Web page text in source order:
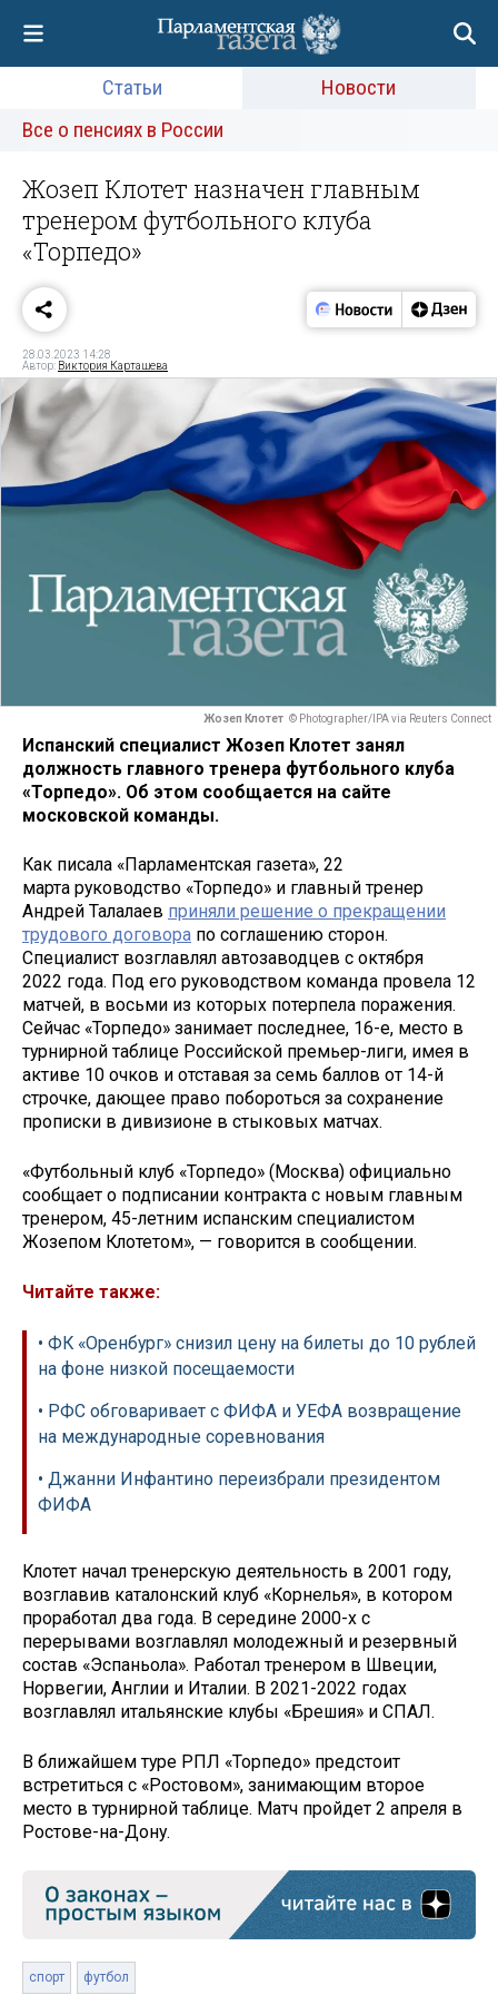
Статьи
Новости
Все о пенсиях в России
Жозеп Клотет назначен главным
тренером футбольного клуба
«Торпедо»
28.03.2023 14:28
Автор: Виктория Карташева
Жозеп Клотет © Photographer/IPA via Reuters Connect
Испанский специалист Жозеп Клотет занял
должность главного тренера футбольного клуба
«Торпедо». Об этом сообщается на сайте
московской команды.
Как писала «Парламентская газета», 22
марта руководство «Торпедо» и главный тренер
Андрей Талалаев приняли решение о прекращении
трудового договора по соглашению сторон.
Специалист возглавлял автозаводцев с октября
2022 года. Под его руководством команда провела 12
матчей, в восьми из которых потерпела поражения.
Сейчас «Торпедо» занимает последнее, 16-е, место в
турнирной таблице Российской премьер-лиги, имея в
активе 10 очков и отставая за семь баллов от 14-й
строчке, дающее право побороться за сохранение
прописки в дивизионе в стыковых матчах.
«Футбольный клуб «Торпедо» (Москва) официально
сообщает о подписании контракта с новым главным
тренером, 45-летним испанским специалистом
Жозепом Клотетом», — говорится в сообщении.
Читайте также:
• ФК «Оренбург» снизил цену на билеты до 10 рублей
на фоне низкой посещаемости
• РФС обговаривает с ФИФА и УЕФА возвращение
на международные соревнования
• Джанни Инфантино переизбрали президентом
ФИФА
Клотет начал тренерскую деятельность в 2001 году,
возглавив каталонский клуб «Корнелья», в котором
проработал два года. В середине 2000-х с
перерывами возглавлял молодежный и резервный
состав «Эспаньола». Работал тренером в Швеции,
Норвегии, Англии и Италии. В 2021-2022 годах
возглавлял итальянские клубы «Брешия» и СПАЛ.
В ближайшем туре РПЛ «Торпедо» предстоит
встретиться с «Ростовом», занимающим второе
место в турнирной таблице. Матч пройдет 2 апреля в
Ростове-на-Дону.
спорт футбол